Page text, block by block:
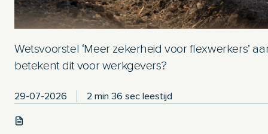
Wetsvoorstel ‘Meer zekerheid voor flexwerkers’
betekent dit voor werkgevers?
29-07-2026 2 min 36 sec leestijd